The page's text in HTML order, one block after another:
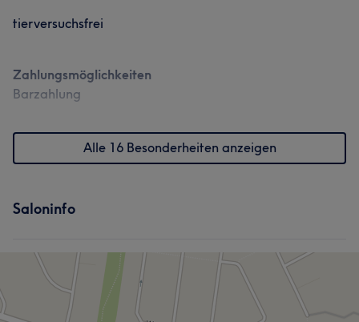
tierversuchsfrei
Zahlungsmöglichkeiten
Barzahlung
Alle 16 Besonderheiten anzeigen
Saloninfo